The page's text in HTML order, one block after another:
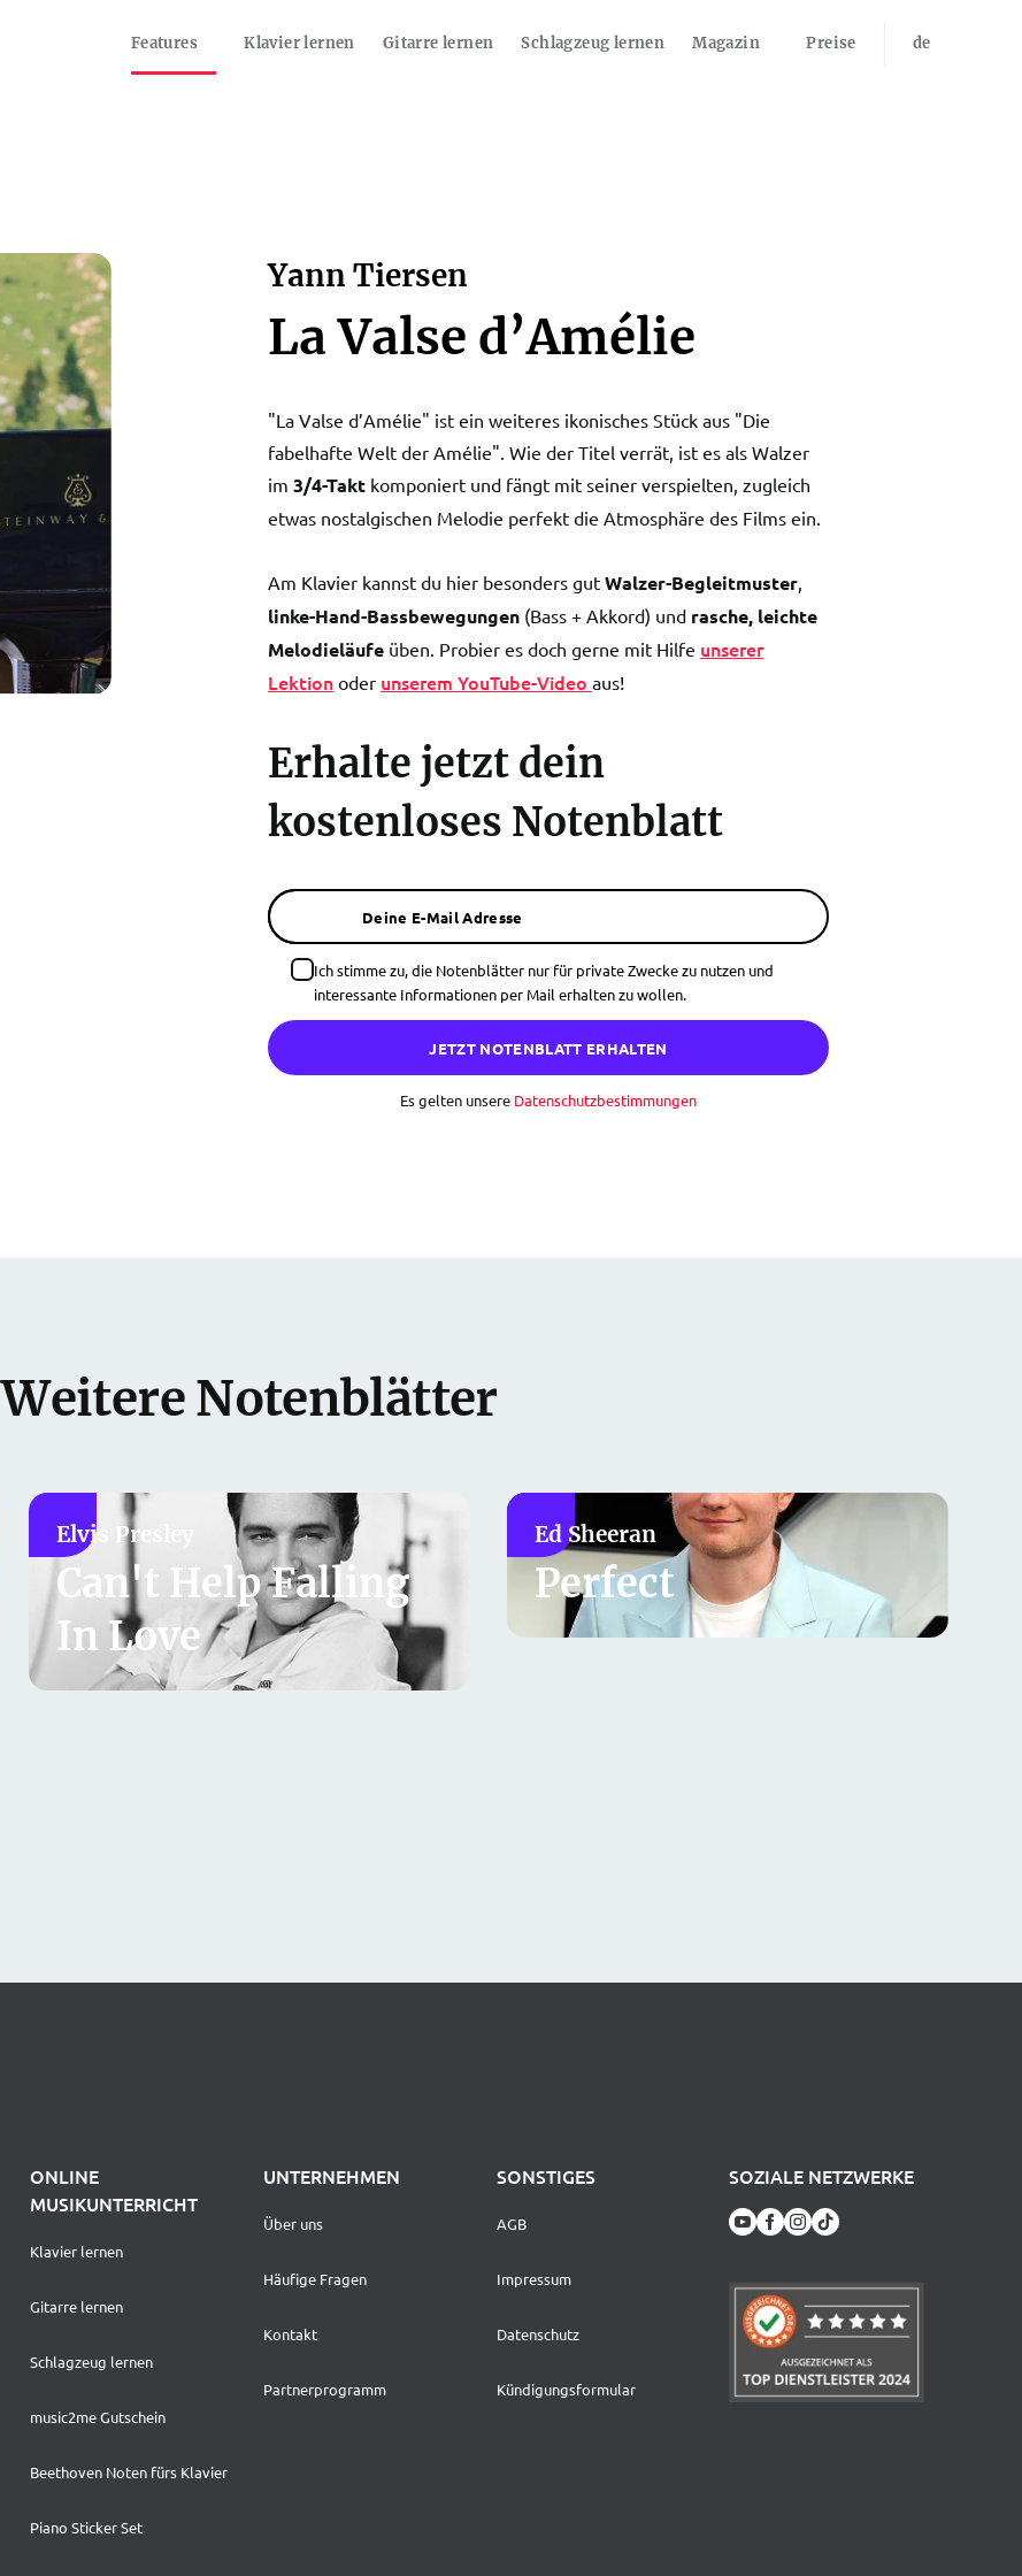
Features Klavier lernen Gitarre lernen Schlagzeug lernen Magazin Preise de
Yann Tiersen
La Valse d’Amélie
"La Valse d’Amélie" ist ein weiteres ikonisches Stück aus "Die
fabelhafte Welt der Amélie". Wie der Titel verrät, ist es als Walzer
im 3/4-Takt komponiert und fängt mit seiner verspielten, zugleich
etwas nostalgischen Melodie perfekt die Atmosphäre des Films ein.
Am Klavier kannst du hier besonders gut Walzer-Begleitmuster,
linke-Hand-Bassbewegungen (Bass + Akkord) und rasche, leichte
Melodieläufe üben. Probier es doch gerne mit Hilfe unserer
Lektion oder unserem YouTube-Video aus!
Erhalte jetzt dein
kostenloses Notenblatt
Deine E-Mail Adresse
Ich stimme zu, die Notenblätter nur für private Zwecke zu nutzen und
interessante Informationen per Mail erhalten zu wollen.
JETZT NOTENBLATT ERHALTEN
Es gelten unsere Datenschutzbestimmungen
Weitere Notenblätter
Elvis Presley
Can't Help Falling
In Love
Ed Sheeran
Perfect
ONLINE
MUSIKUNTERRICHT
Klavier lernen
Gitarre lernen
Schlagzeug lernen
music2me Gutschein
Beethoven Noten fürs Klavier
Piano Sticker Set
UNTERNEHMEN
Über uns
Häufige Fragen
Kontakt
Partnerprogramm
SONSTIGES
AGB
Impressum
Datenschutz
Kündigungsformular
SOZIALE NETZWERKE